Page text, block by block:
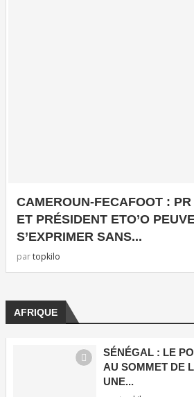
CAMEROUN-FECAFOOT :
ET PRÉSIDENT ETO’O
S’EXPRIMER SANS...
partopkilo
AFRIQUE
SÉNÉGAL : LE
AU SOMMET DE
UNE...